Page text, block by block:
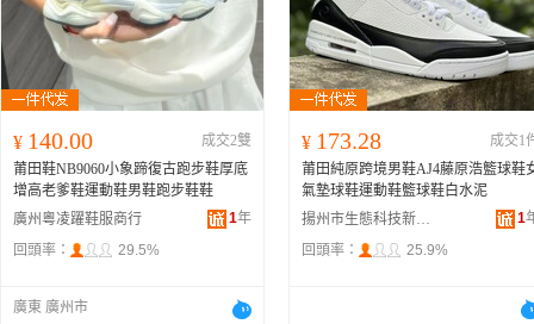
¥ 140.00
成交2雙
莆田鞋NB9060小象蹄復古跑步鞋厚底
增高老爹鞋運動鞋男鞋跑步鞋鞋
廣州粵凌躍鞋服商行
1年
回頭率：
29.5%
廣東 廣州市
¥ 173.28
成交1
莆田純原跨境男鞋AJ4藤原浩籃球鞋
氣墊球鞋運動鞋籃球鞋白水泥
揚州市生態科技新城怡舒鞋業商行
1
回頭率：
25.9%